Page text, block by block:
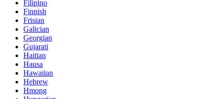
Filipino
Finnish
Frisian
Galician
Georgian
Gujarati
Haitian
Hausa
Hawaiian
Hebrew
Hmong